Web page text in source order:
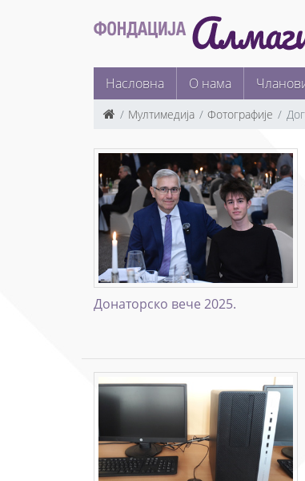
Насловна О нама
Мултимедија Фотографије
Донаторско вече 2025.